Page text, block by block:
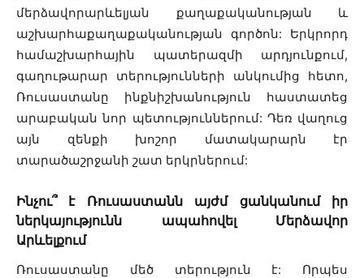
մերձավորարևելյան քաղաքականության և
աշխարհաքաղաքականության գործոն: Երկրորդ
համաշխարհային պատերազմի արդյունքում,
գաղութարար տերությունների անկումից հետո,
Ռուսաստանը ինքնիշխանություն հաստատեց
արաբական նոր պետություններում: Դեռ վաղուց
այն զենքի խոշոր մատակարարն էր
տարածաշրջանի շատ երկրներում:
Ինչու՞ է Ռուսաստանն այժմ ցանկանում իր
ներկայությունն ապահովել Մերձավոր
Արևելքում
Ռուսաստանը մեծ տերություն է: Որպես